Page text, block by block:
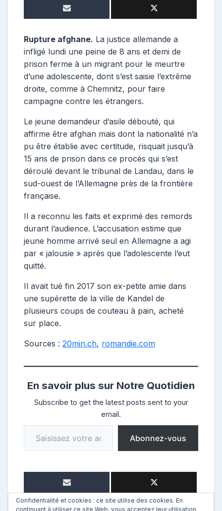
Rupture afghane. La justice allemande a
infligé lundi une peine de 8 ans et demi de
prison ferme à un migrant pour le meurtre
d’une adolescente, dont s’est saisie l’extrême
droite, comme à Chemnitz, pour faire
campagne contre les étrangers.
Le jeune demandeur d’asile débouté, qui
affirme être afghan mais dont la nationalité n’a
pu être établie avec certitude, risquait jusqu’à
15 ans de prison dans ce procès qui s’est
déroulé devant le tribunal de Landau, dans le
sud-ouest de l’Allemagne près de la frontière
française.
Il a reconnu les faits et exprimé des remords
durant l’audience. L’accusation estime que
jeune homme arrivé seul en Allemagne a agi
par « jalousie » après que l’adolescente l’eut
quitté.
Il avait tué fin 2017 son ex-petite amie dans
une supérette de la ville de Kandel de
plusieurs coups de couteau à pain, acheté
sur place.
Sources : 20min.ch, romandie.com
En savoir plus sur Notre Quotidien
Subscribe to get the latest posts sent to your
email.
Saisissez votre adresse e-mail…
Abonnez-vous
Confidentialité et cookies : ce site utilise des cookies. En
continuant à utiliser ce site Web, vous acceptez leur utilisation.